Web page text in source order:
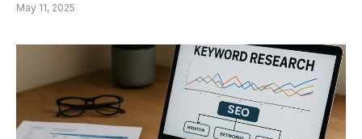
May 11, 2025